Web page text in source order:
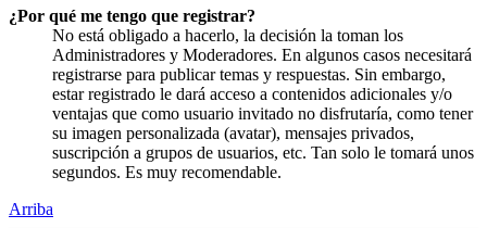
¿Por qué me tengo que registrar?
No está obligado a hacerlo, la decisión la toman los
Administradores y Moderadores. En algunos casos necesitará
registrarse para publicar temas y respuestas. Sin embargo,
estar registrado le dará acceso a contenidos adicionales y/o
ventajas que como usuario invitado no disfrutaría, como tener
su imagen personalizada (avatar), mensajes privados,
suscripción a grupos de usuarios, etc. Tan solo le tomará unos
segundos. Es muy recomendable.
Arriba